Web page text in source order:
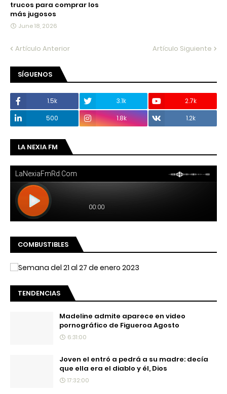
trucos para comprar los
más jugosos
June 18, 2026
Artículo Anterior Artículo Siguiente
SÍGUENOS
1.5k 3.1k
2.7k
500
1.8k 1.2k
LA NEXIA FM
COMBUSTIBLES
TENDENCIAS
Madeline admite aparece en video
pornográfico de Figueroa Agosto
6:31:00
Joven el entró a pedrá a su madre: decía
que ella era el diablo y él, Dios
17:32:00